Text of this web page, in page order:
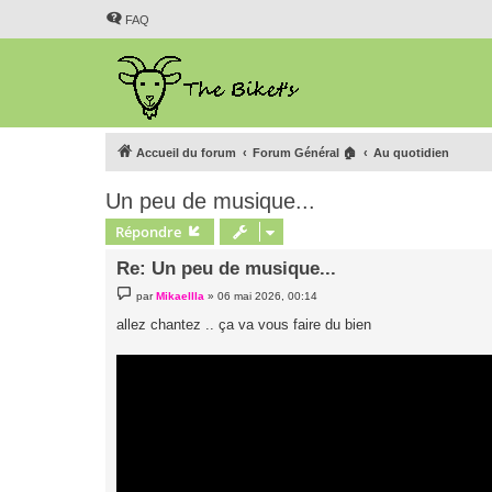
FAQ
Accueil du forum Forum Général 🏠 Au quotidien
Un peu de musique...
Répondre
Re: Un peu de musique...
e
s
g
parMikaellla »06 mai 2026, 00:14
allez chantez .. ça va vous faire du bien